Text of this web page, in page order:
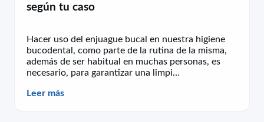
según tu caso
Hacer uso del enjuague bucal en nuestra higiene
bucodental, como parte de la rutina de la misma,
además de ser habitual en muchas personas, es
necesario, para garantizar una limpi…
Leer más